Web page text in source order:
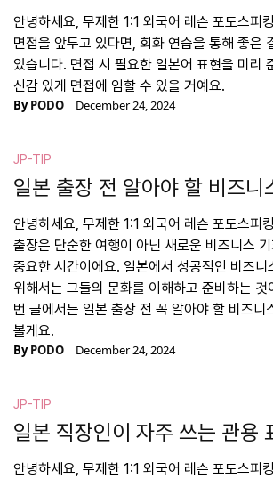
안녕하세요, 무제한 1:1 외국어 레슨 포도스피
면접을 앞두고 있다면, 회화 연습을 통해 좋은
있습니다. 면접 시 필요한 일본어 표현을 미리
신감 있게 면접에 임할 수 있을 거예요.
ByPODO December 24, 2024
JP-TIP
일본 출장 전 알아야 할 비즈니
안녕하세요, 무제한 1:1 외국어 레슨 포도스피
출장은 단순한 여행이 아닌 새로운 비즈니스
중요한 시간이에요. 일본에서 성공적인 비즈니
위해서는 그들의 문화를 이해하고 준비하는 것
번 글에서는 일본 출장 전 꼭 알아야 할 비즈니
볼게요.
ByPODO December 24, 2024
JP-TIP
일본 직장인이 자주 쓰는 관용
안녕하세요, 무제한 1:1 외국어 레슨 포도스피